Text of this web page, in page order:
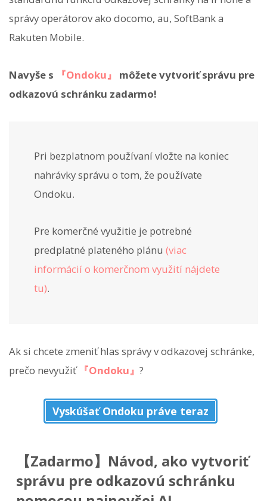
správy operátorov ako docomo, au, SoftBank a
Rakuten Mobile.
Navyše s 『Ondoku』
môžete vytvoriť správu pre
odkazovú schránku zadarmo!
Pri bezplatnom používaní vložte na koniec
nahrávky správu o tom, že používate
Ondoku.
Pre komerčné využitie je potrebné
predplatné plateného plánu (viac
informácií o komerčnom využití nájdete
tu).
Ak si chcete zmeniť hlas správy v odkazovej schránke,
prečo nevyužiť 『Ondoku』 ?
Vyskúšať Ondoku práve teraz
【Zadarmo】Návod, ako vytvoriť
správu pre odkazovú schránku